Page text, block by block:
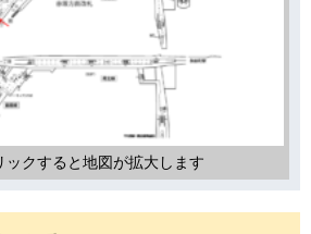
ックすると地図が拡大します